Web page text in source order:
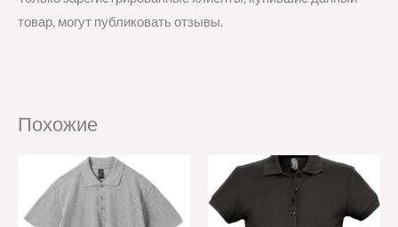
товар, могут публиковать отзывы.
Похожие